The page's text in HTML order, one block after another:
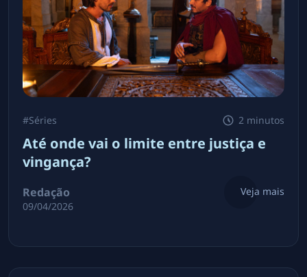
#Séries 2 minutos
Até onde vai o limite entre justiça e
vingança?
Redação
09/04/2026
Veja mais